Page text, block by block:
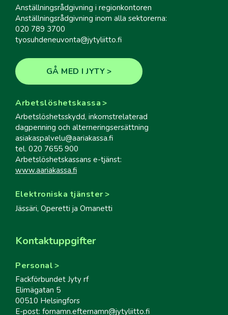
Anställningsrådgivning i regionkontoren
Anställningsrådgivning inom alla sektorerna:
020 789 3700
tyosuhdeneuvonta@jytyliitto.fi
GÅ MED I JYTY
Arbetslöshetskassa
Arbetslöshetsskydd, inkomstrelaterad
dagpenning och alterneringsersättning
asiakaspalvelu@aariakassa.fi
tel. 020 7655 900
Arbetslöshetskassans e-tjänst:
www.aariakassa.fi
Elektroniska tjänster
Jässäri, Operetti ja Omanetti
Kontaktuppgifter
Personal
Fackförbundet Jyty rf
Elimägatan 5
00510 Helsingfors
E-post: fornamn.efternamn@jytyliitto.fi